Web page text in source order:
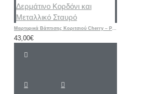
Μαρτυρικά Βάπτισης Κοριτσιού Cherry – Ροζ & Μπεζ Βραχιόλια με Δερμάτινο Κορδόνι και Μεταλλικό Σταυρό
43,00€